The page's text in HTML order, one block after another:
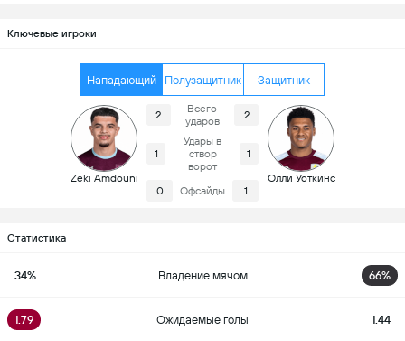
Ключевые игроки
Нападающий Полузащитник Защитник
Zeki Amdouni
2
Всего
ударов
2
1
Удары в
створ
ворот
1
0 Офсайды 1
Олли Уоткинс
Статистика
34% Владение мячом 66%
1.79 Ожидаемые голы 1.44